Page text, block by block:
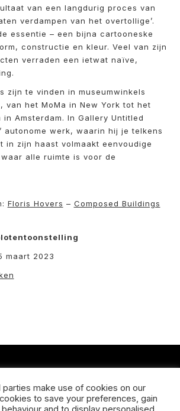
van een langdurig proces van
verdampen van het overtollige’.
essentie – een bijna cartooneske
constructie en kleur. Veel van zijn
verraden een ietwat naïve,
zijn te vinden in museumwinkels
van het MoMa in New York tot het
in Amsterdam. In Gallery Untitled
autonome werk, waarin hij je telkens
in zijn haast volmaakt eenvoudige
alle ruimte is voor de
Floris Hovers – Composed Buildings
maart 2023
parties make use of cookies on our
to save your preferences, gain